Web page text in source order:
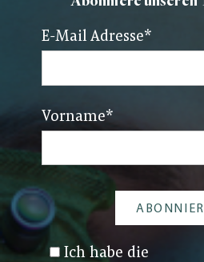
E-Mail Adresse*
Vorname*
Ich habe die